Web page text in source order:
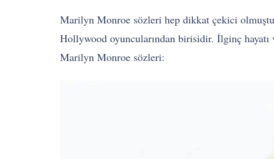
Marilyn Monroe sözleri hep dikkat çekici
Hollywood oyuncularından birisidir. İlginç hayatı
Marilyn Monroe sözleri: